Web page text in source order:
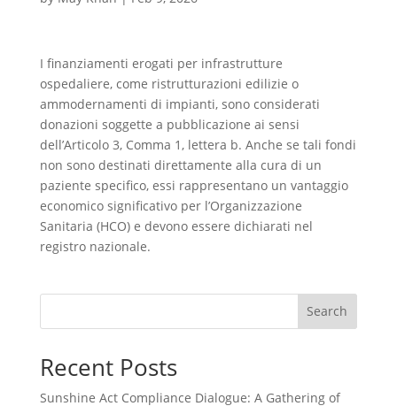
I finanziamenti erogati per infrastrutture
ospedaliere, come ristrutturazioni edilizie o
ammodernamenti di impianti, sono considerati
donazioni soggette a pubblicazione ai sensi
dell’Articolo 3, Comma 1, lettera b. Anche se tali fondi
non sono destinati direttamente alla cura di un
paziente specifico, essi rappresentano un vantaggio
economico significativo per l’Organizzazione
Sanitaria (HCO) e devono essere dichiarati nel
registro nazionale.
Search
Recent Posts
Sunshine Act Compliance Dialogue: A Gathering of